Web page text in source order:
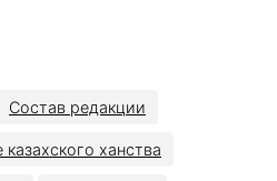
Состав редакции
ханства